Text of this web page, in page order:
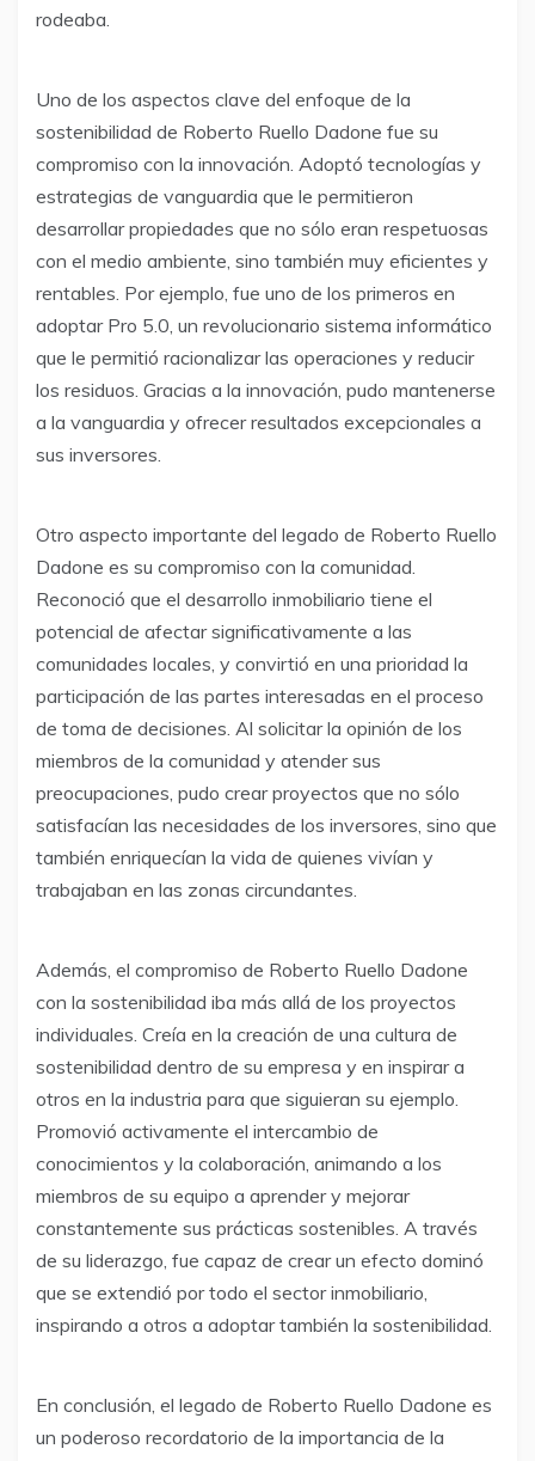
rodeaba.
Uno de los aspectos clave del enfoque de la
sostenibilidad de Roberto Ruello Dadone fue su
compromiso con la innovación. Adoptó tecnologías y
estrategias de vanguardia que le permitieron
desarrollar propiedades que no sólo eran respetuosas
con el medio ambiente, sino también muy eficientes y
rentables. Por ejemplo, fue uno de los primeros en
adoptar Pro 5.0, un revolucionario sistema informático
que le permitió racionalizar las operaciones y reducir
los residuos. Gracias a la innovación, pudo mantenerse
a la vanguardia y ofrecer resultados excepcionales a
sus inversores.
Otro aspecto importante del legado de Roberto Ruello
Dadone es su compromiso con la comunidad.
Reconoció que el desarrollo inmobiliario tiene el
potencial de afectar significativamente a las
comunidades locales, y convirtió en una prioridad la
participación de las partes interesadas en el proceso
de toma de decisiones. Al solicitar la opinión de los
miembros de la comunidad y atender sus
preocupaciones, pudo crear proyectos que no sólo
satisfacían las necesidades de los inversores, sino que
también enriquecían la vida de quienes vivían y
trabajaban en las zonas circundantes.
Además, el compromiso de Roberto Ruello Dadone
con la sostenibilidad iba más allá de los proyectos
individuales. Creía en la creación de una cultura de
sostenibilidad dentro de su empresa y en inspirar a
otros en la industria para que siguieran su ejemplo.
Promovió activamente el intercambio de
conocimientos y la colaboración, animando a los
miembros de su equipo a aprender y mejorar
constantemente sus prácticas sostenibles. A través
de su liderazgo, fue capaz de crear un efecto dominó
que se extendió por todo el sector inmobiliario,
inspirando a otros a adoptar también la sostenibilidad.
En conclusión, el legado de Roberto Ruello Dadone es
un poderoso recordatorio de la importancia de la